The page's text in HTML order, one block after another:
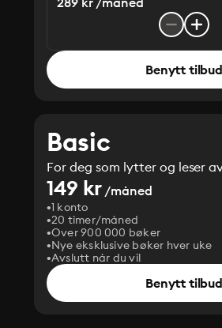
Benytt tilbud
Basic
For deg som lytter og leser
149 kr/måned
1 konto
20 timer/måned
Over 900 000 bøker
Nye eksklusive bøker hver uke
Avslutt når du vil
Benytt tilbud